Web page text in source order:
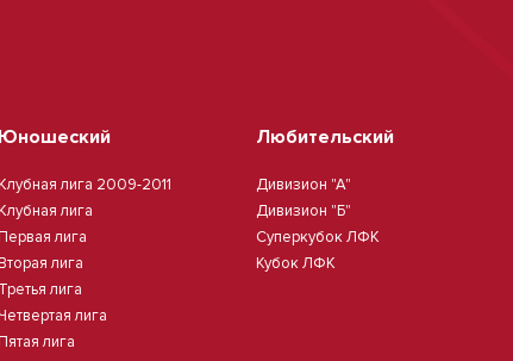
Юношеский
Клубная лига 2009-2011
Клубная лига
Первая лига
Вторая лига
Третья лига
Четвертая лига
Пятая лига
Любительский
Дивизион "А"
Дивизион "Б"
Суперкубок ЛФК
Кубок ЛФК